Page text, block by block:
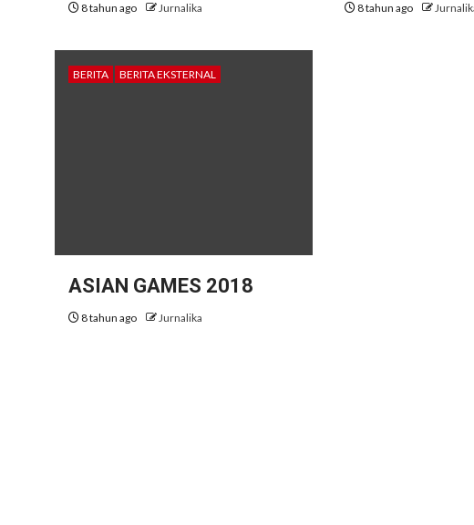
8 tahun ago Jurnalika 8 tahun ago
BERITA BERITA EKSTERNAL
ASIAN GAMES 2018
8 tahun ago Jurnalika